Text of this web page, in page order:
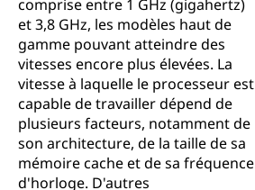
comprise entre 1 GHz (gigahertz)
et 3,8 GHz, les modèles haut de
gamme pouvant atteindre des
vitesses encore plus élevées. La
vitesse à laquelle le processeur est
capable de travailler dépend de
plusieurs facteurs, notamment de
son architecture, de la taille de sa
mémoire cache et de sa fréquence
d'horloge. D'autres